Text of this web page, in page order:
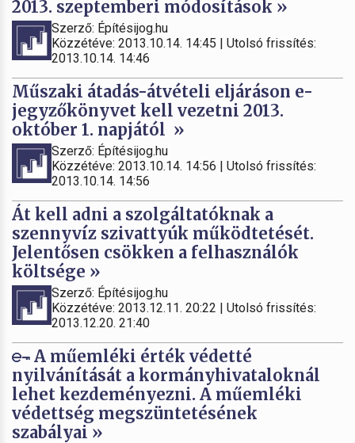
2013. szeptemberi módosítások »
Szerző: Építésijog.hu
Közzétéve: 2013.10.14. 14:45 | Utolsó frissítés:
2013.10.14. 14:46
Műszaki átadás-átvételi eljáráson e-
jegyzőkönyvet kell vezetni 2013.
október 1. napjától »
Szerző: Építésijog.hu
Közzétéve: 2013.10.14. 14:56 | Utolsó frissítés:
2013.10.14. 14:56
Át kell adni a szolgáltatóknak a
szennyvíz szivattyúk működtetését.
Jelentősen csökken a felhasználók
költsége »
Szerző: Építésijog.hu
Közzétéve: 2013.12.11. 20:22 | Utolsó frissítés:
2013.12.20. 21:40
A műemléki érték védetté
nyilvánítását a kormányhivataloknál
lehet kezdeményezni. A műemléki
védettség megszüntetésének
szabályai »